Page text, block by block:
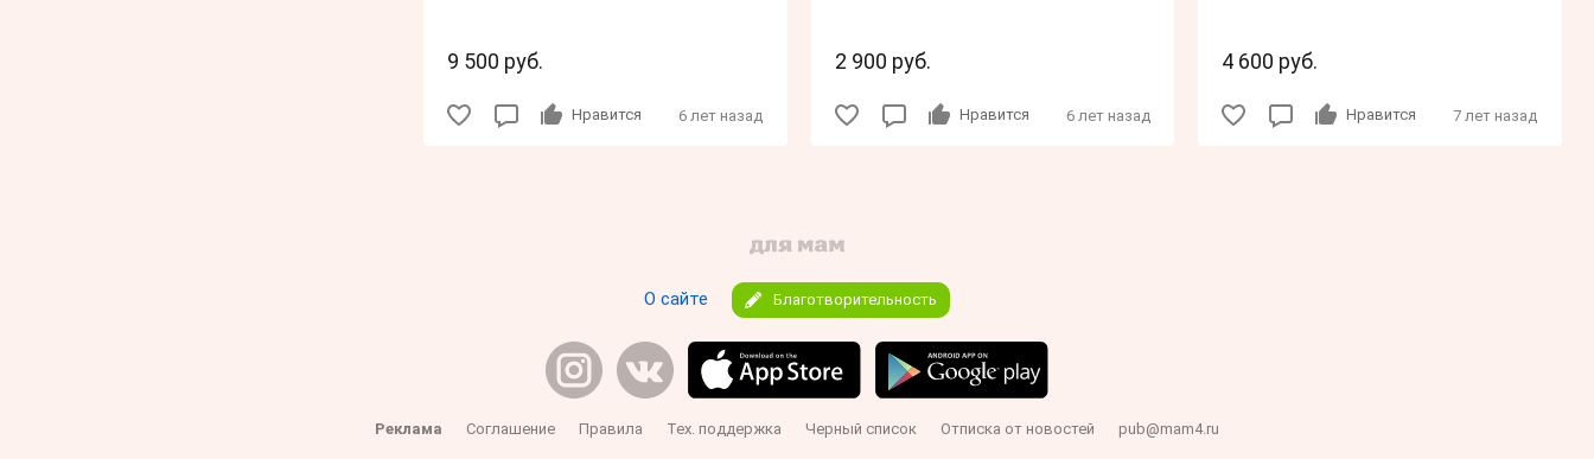
9 500 руб.
Нравится 6 лет назад
2 900 руб.
Нравится 6 лет назад
4 600 руб.
Нравится 7 лет назад
О сайте Благотворительность
Реклама Соглашение Правила Тех. поддержка Черный список Отписка от новостей pub@mam4.ru